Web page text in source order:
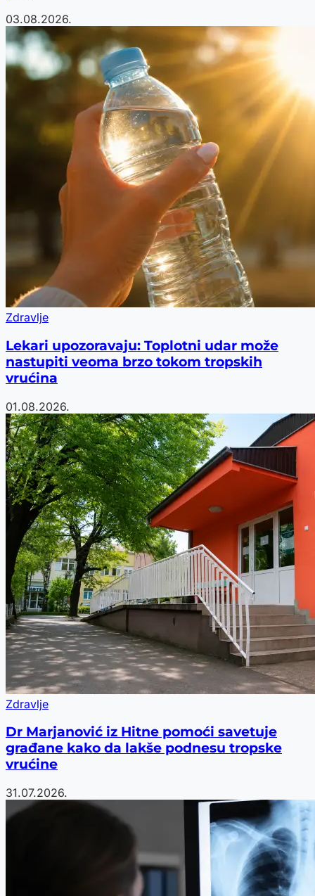
03.08.2026.
Zdravlje
Lekari upozoravaju: Toplotni udar može
nastupiti veoma brzo tokom tropskih
vrućina
01.08.2026.
Zdravlje
Dr Marjanović iz Hitne pomoći savetuje
građane kako da lakše podnesu tropske
vrućine
31.07.2026.